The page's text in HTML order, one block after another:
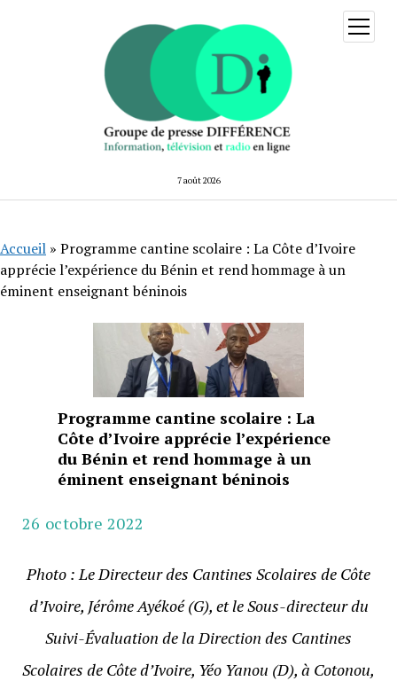
7 août 2026
ouvrir
menu
Accueil » Programme cantine scolaire : La Côte d’Ivoire
apprécie l’expérience du Bénin et rend hommage à un
éminent enseignant béninois
Programme cantine scolaire : La
Côte d’Ivoire apprécie l’expérience
du Bénin et rend hommage à un
éminent enseignant béninois
26 octobre 2022
Photo : Le Directeurdes Cantines Scolaires de Côte
d’Ivoire, Jérôme Ayékoé (G), et leSous-directeur du
Suivi-Évaluation de la Direction des Cantines
Scolaires de Côte d’Ivoire, Yéo Yanou (D), à Cotonou,